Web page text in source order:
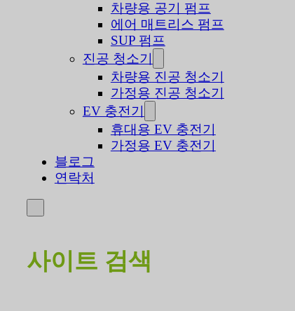
차량용 공기 펌프
에어 매트리스 펌프
SUP 펌프
진공 청소기
차량용 진공 청소기
가정용 진공 청소기
EV 충전기
휴대용 EV 충전기
가정용 EV 충전기
블로그
연락처
사이트 검색